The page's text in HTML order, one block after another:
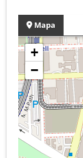
Mapa
+
−